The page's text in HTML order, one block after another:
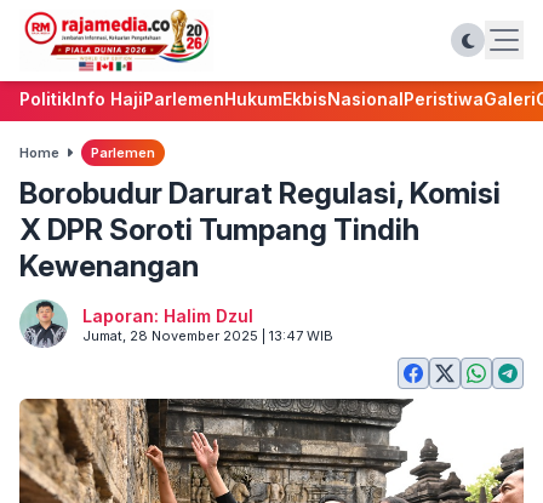
PolitikInfo HajiParlemenHukumEkbisNasionalPeristiwaGaleri
Home Parlemen
Borobudur Darurat Regulasi, Komisi
X DPR Soroti Tumpang Tindih
Kewenangan
Laporan: Halim Dzul
Jumat, 28 November 2025 | 13:47 WIB